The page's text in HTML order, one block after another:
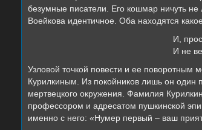
безумные писатели. Его кошмар ничуть
Воейкова идентичное. Оба находятся
И,
И не
Узловой точкой повести и ее поворотным
Курилкиным. Из покойников лишь он один
мертвецкого окружения. Фамилия
профессором и адресатом пушкинской
именно с него: «Нумер первый – ваш